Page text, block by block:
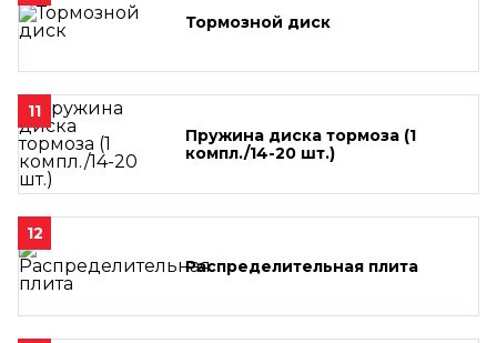
Тормозной диск
11
Пружина диска тормоза (1
компл./14-20 шт.)
12
Распределительная плита